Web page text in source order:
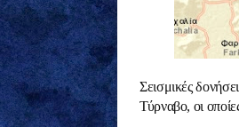
Σεισμικές
Τύρναβο, οι